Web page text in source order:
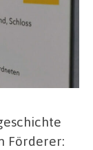
Förderer: